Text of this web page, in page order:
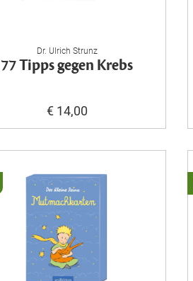
Dr. Ulrich Strunz
77 Tipps gegen Krebs
€ 14,00